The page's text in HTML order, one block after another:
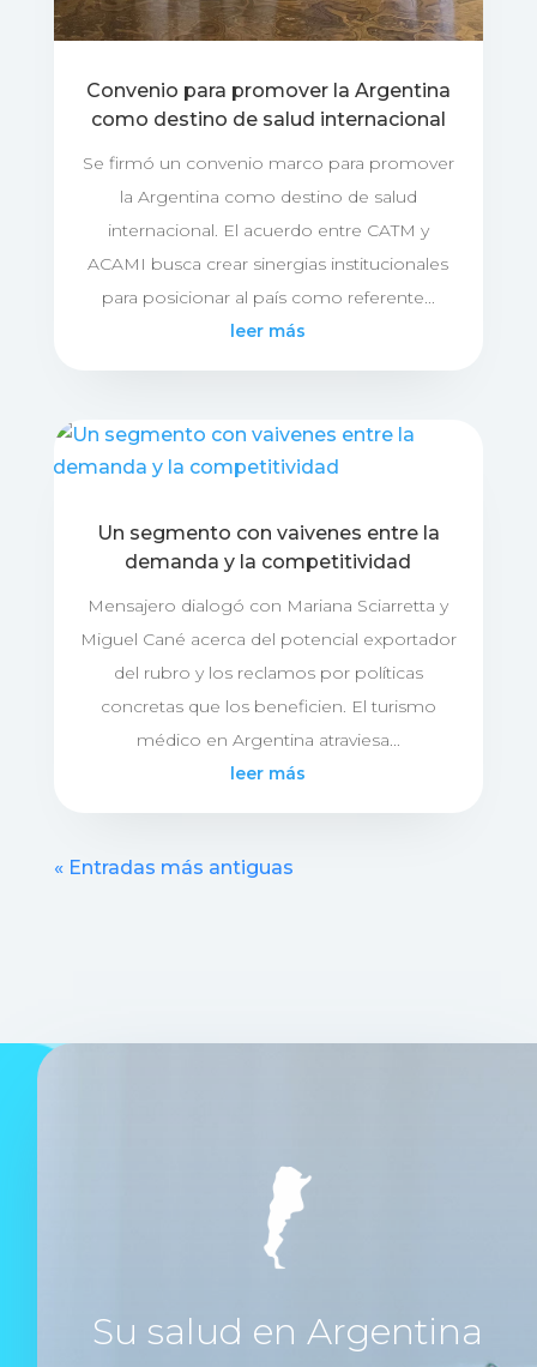
Convenio para promover la Argentina
como destino de salud internacional
Se firmó un convenio marco para promover
la Argentina como destino de salud
internacional. El acuerdo entre CATM y
ACAMI busca crear sinergias institucionales
para posicionar al país como referente...
leer más
Un segmento con vaivenes entre la
demanda y la competitividad
Mensajero dialogó con Mariana Sciarretta y
Miguel Cané acerca del potencial exportador
del rubro y los reclamos por políticas
concretas que los beneficien. El turismo
médico en Argentina atraviesa...
leer más
« Entradas más antiguas
Su salud en Argentina